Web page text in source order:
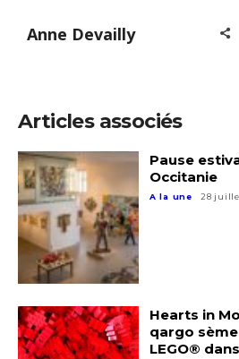
Anne Devailly
Articles associés
Pause
Occitanie
A la une 28
Hearts in
qargo
LEGO®